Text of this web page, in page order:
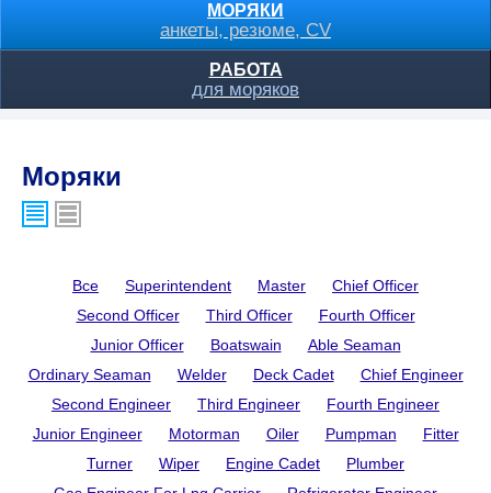
МОРЯКИ
анкеты, резюме, CV
РАБОТА
для моряков
Моряки
Все Superintendent Master
Chief Officer
Second Officer
Third Officer
Fourth Officer
Junior Officer
Boatswain
Able Seaman
Ordinary Seaman
Welder Deck Cadet
Chief Engineer
Second Engineer
Third Engineer
Fourth Engineer
Junior Engineer
Motorman Oiler Pumpman
Fitter
Turner
Wiper Engine Cadet
Plumber